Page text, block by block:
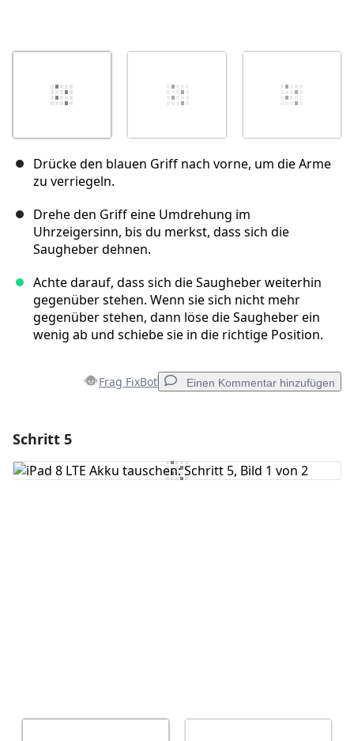
Drücke den blauen Griff nach vorne, um die Arme
zu verriegeln.
Drehe den Griff eine Umdrehung im
Uhrzeigersinn, bis du merkst, dass sich die
Saugheber dehnen.
Achte darauf, dass sich die Saugheber weiterhin
gegenüber stehen. Wenn sie sich nicht mehr
gegenüber stehen, dann löse die Saugheber ein
wenig ab und schiebe sie in die richtige Position.
Frag FixBot Einen Kommentar hinzufügen
Kommentar hinzufügen
Schritt 5